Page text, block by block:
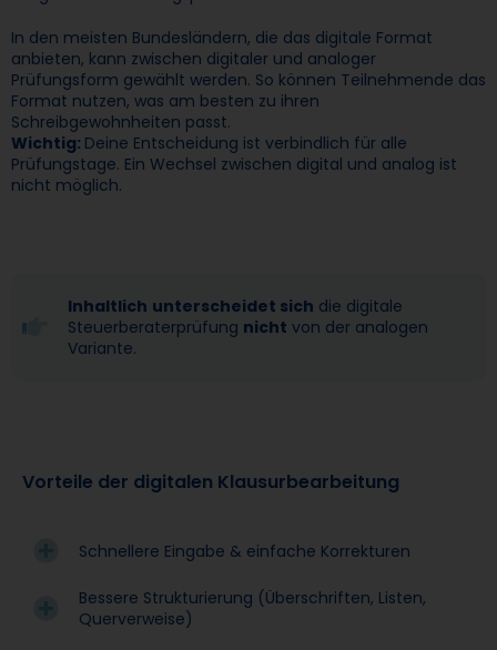
In den meisten Bundesländern, die das digitale Format
anbieten, kann zwischen digitaler und analoger
Prüfungsform gewählt werden. So können Teilnehmende das
Format nutzen, was am besten zu ihren
Schreibgewohnheiten passt.
Wichtig: Deine Entscheidung ist verbindlich für alle
Prüfungstage. Ein Wechsel zwischen digital und analog ist
nicht möglich.
Inhaltlich unterscheidet sich die digitale
Steuerberaterprüfung nicht von der analogen
Variante.
Vorteile der digitalen Klausurbearbeitung
Schnellere Eingabe & einfache Korrekturen
Bessere Strukturierung (Überschriften, Listen,
Querverweise)